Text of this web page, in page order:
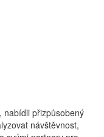
nabídli přizpůsobený
návštěvnost,